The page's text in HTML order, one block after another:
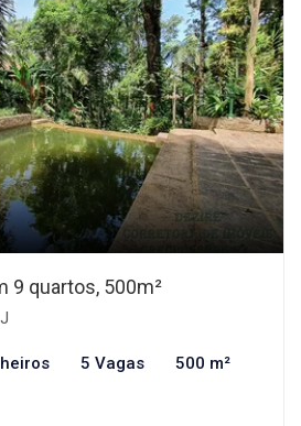
9 quartos, 500m²
5 Vagas 500 m²